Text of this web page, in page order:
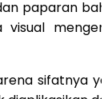
paparan
visual
sifatnya